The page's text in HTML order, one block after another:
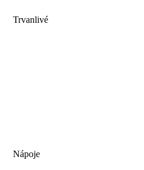
Trvanlivé
Nápoje